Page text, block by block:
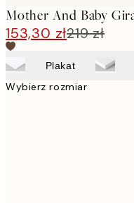
Mother And Baby
153,30 zł219 zł
Plakat
Wybierz rozmiar